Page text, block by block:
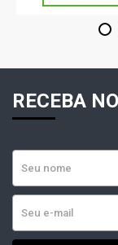
UNO
FUSION SEL
2009)
1
RECEBA